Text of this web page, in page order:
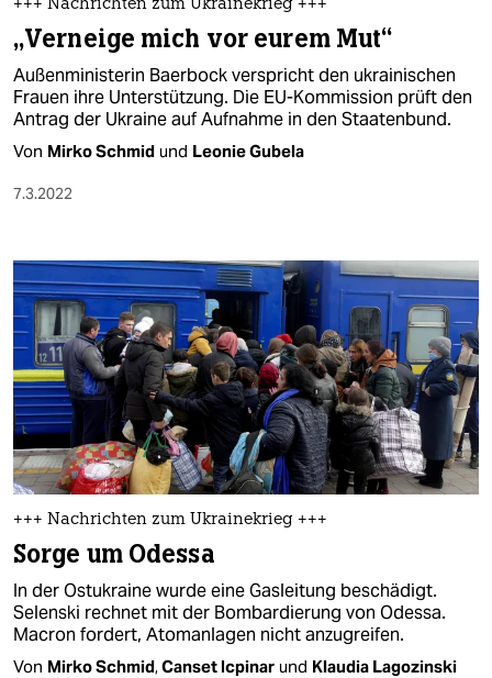
+++ Nachrichten zum Ukrainekrieg +++
„Verneige mich vor eurem Mut“
Außenministerin Baerbock verspricht den ukrainischen
Frauen ihre Unterstützung. Die EU-Kommission prüft den
Antrag der Ukraine auf Aufnahme in den Staatenbund.
Von Mirko Schmid und Leonie Gubela
7.3.2022
+++ Nachrichten zum Ukrainekrieg +++
Sorge um Odessa
In der Ostukraine wurde eine Gasleitung beschädigt.
Selenski rechnet mit der Bombardierung von Odessa.
Macron fordert, Atomanlagen nicht anzugreifen.
Von Mirko Schmid,Canset Icpinar und Klaudia Lagozinski